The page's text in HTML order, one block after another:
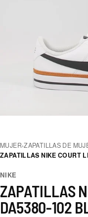
MUJER›ZAPATILLAS DE
ZAPATILLAS NIKE COURT
NIKE
ZAPATILLAS
DA5380-102